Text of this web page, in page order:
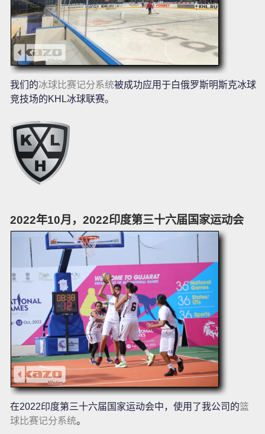
我们的冰球比赛记分系统被成功应用于白俄罗斯明斯克冰球
竞技场的KHL冰球联赛。
2022年10月，2022印度第三十六届国家运动会
在2022印度第三十六届国家运动会中，使用了我公司的篮
球比赛记分系统。